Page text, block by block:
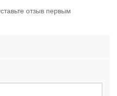
отзыв первым